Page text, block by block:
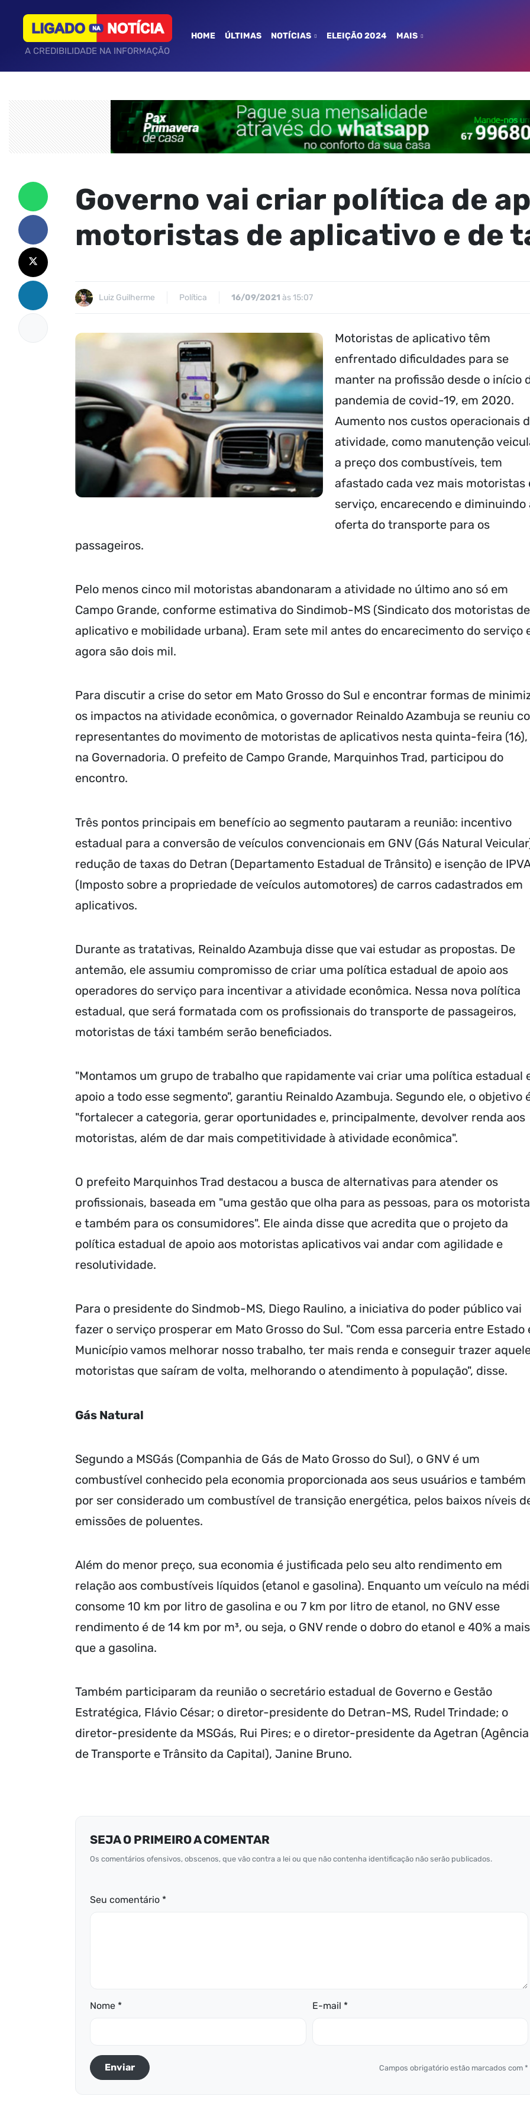
A CREDIBILIDADE NA INFORMAÇÃO
HOME ÚLTIMAS NOTÍCIAS ELEIÇÃO 2024 MAIS
Governo vai criar política de
motoristas de aplicativo e de
Luiz Guilherme Política 16/09/2021 às 15:07
Motoristas de aplicativo têm
enfrentado dificuldades para se
manter na profissão desde o início
pandemia de covid-19, em 2020.
Aumento nos custos operacionais
atividade, como manutenção
a preço dos combustíveis, tem
afastado cada vez mais motoristas
serviço, encarecendo e diminuindo
oferta do transporte para os
passageiros.
Pelo menos cinco mil motoristas abandonaram a atividade no último ano só em
Campo Grande, conforme estimativa do Sindimob-MS (Sindicato dos motoristas de
aplicativo e mobilidade urbana). Eram sete mil antes do encarecimento do serviço
agora são dois mil.
Para discutir a crise do setor em Mato Grosso do Sul e encontrar formas de
os impactos na atividade econômica, o governador Reinaldo Azambuja se reuniu
representantes do movimento de motoristas de aplicativos nesta quinta-feira (16),
na Governadoria. O prefeito de Campo Grande, Marquinhos Trad, participou do
encontro.
Três pontos principais em benefício ao segmento pautaram a reunião: incentivo
estadual para a conversão de veículos convencionais em GNV (Gás Natural
redução de taxas do Detran (Departamento Estadual de Trânsito) e isenção de IPVA
(Imposto sobre a propriedade de veículos automotores) de carros cadastrados em
aplicativos.
Durante as tratativas, Reinaldo Azambuja disse que vai estudar as propostas. De
antemão, ele assumiu compromisso de criar uma política estadual de apoio aos
operadores do serviço para incentivar a atividade econômica. Nessa nova política
estadual, que será formatada com os profissionais do transporte de passageiros,
motoristas de táxi também serão beneficiados.
"Montamos um grupo de trabalho que rapidamente vai criar uma política estadual
apoio a todo esse segmento", garantiu Reinaldo Azambuja. Segundo ele, o objetivo
"fortalecer a categoria, gerar oportunidades e, principalmente, devolver renda aos
motoristas, além de dar mais competitividade à atividade econômica".
O prefeito Marquinhos Trad destacou a busca de alternativas para atender os
profissionais, baseada em "uma gestão que olha para as pessoas, para os
e também para os consumidores". Ele ainda disse que acredita que o projeto da
política estadual de apoio aos motoristas aplicativos vai andar com agilidade e
resolutividade.
Para o presidente do Sindmob-MS, Diego Raulino, a iniciativa do poder público vai
fazer o serviço prosperar em Mato Grosso do Sul. "Com essa parceria entre Estado
Município vamos melhorar nosso trabalho, ter mais renda e conseguir trazer
motoristas que saíram de volta, melhorando o atendimento à população", disse.
Gás Natural
Segundo a MSGás (Companhia de Gás de Mato Grosso do Sul), o GNV é um
combustível conhecido pela economia proporcionada aos seus usuários e também
por ser considerado um combustível de transição energética, pelos baixos níveis
emissões de poluentes.
Além do menor preço, sua economia é justificada pelo seu alto rendimento em
relação aos combustíveis líquidos (etanol e gasolina). Enquanto um veículo na
consome 10 km por litro de gasolina e ou 7 km por litro de etanol, no GNV esse
rendimento é de 14 km por m³, ou seja, o GNV rende o dobro do etanol e 40% a mais
que a gasolina.
Também participaram da reunião o secretário estadual de Governo e Gestão
Estratégica, Flávio César; o diretor-presidente do Detran-MS, Rudel Trindade; o
diretor-presidente da MSGás, Rui Pires; e o diretor-presidente da Agetran (Agência
de Transporte e Trânsito da Capital), Janine Bruno.
SEJA O PRIMEIRO A COMENTAR
Os comentários ofensivos, obscenos, que vão contra a lei ou que não contenha identificação não serão publicados.
Seu comentário *
Nome * E-mail *
Enviar Campos obrigatório estão marcados com *